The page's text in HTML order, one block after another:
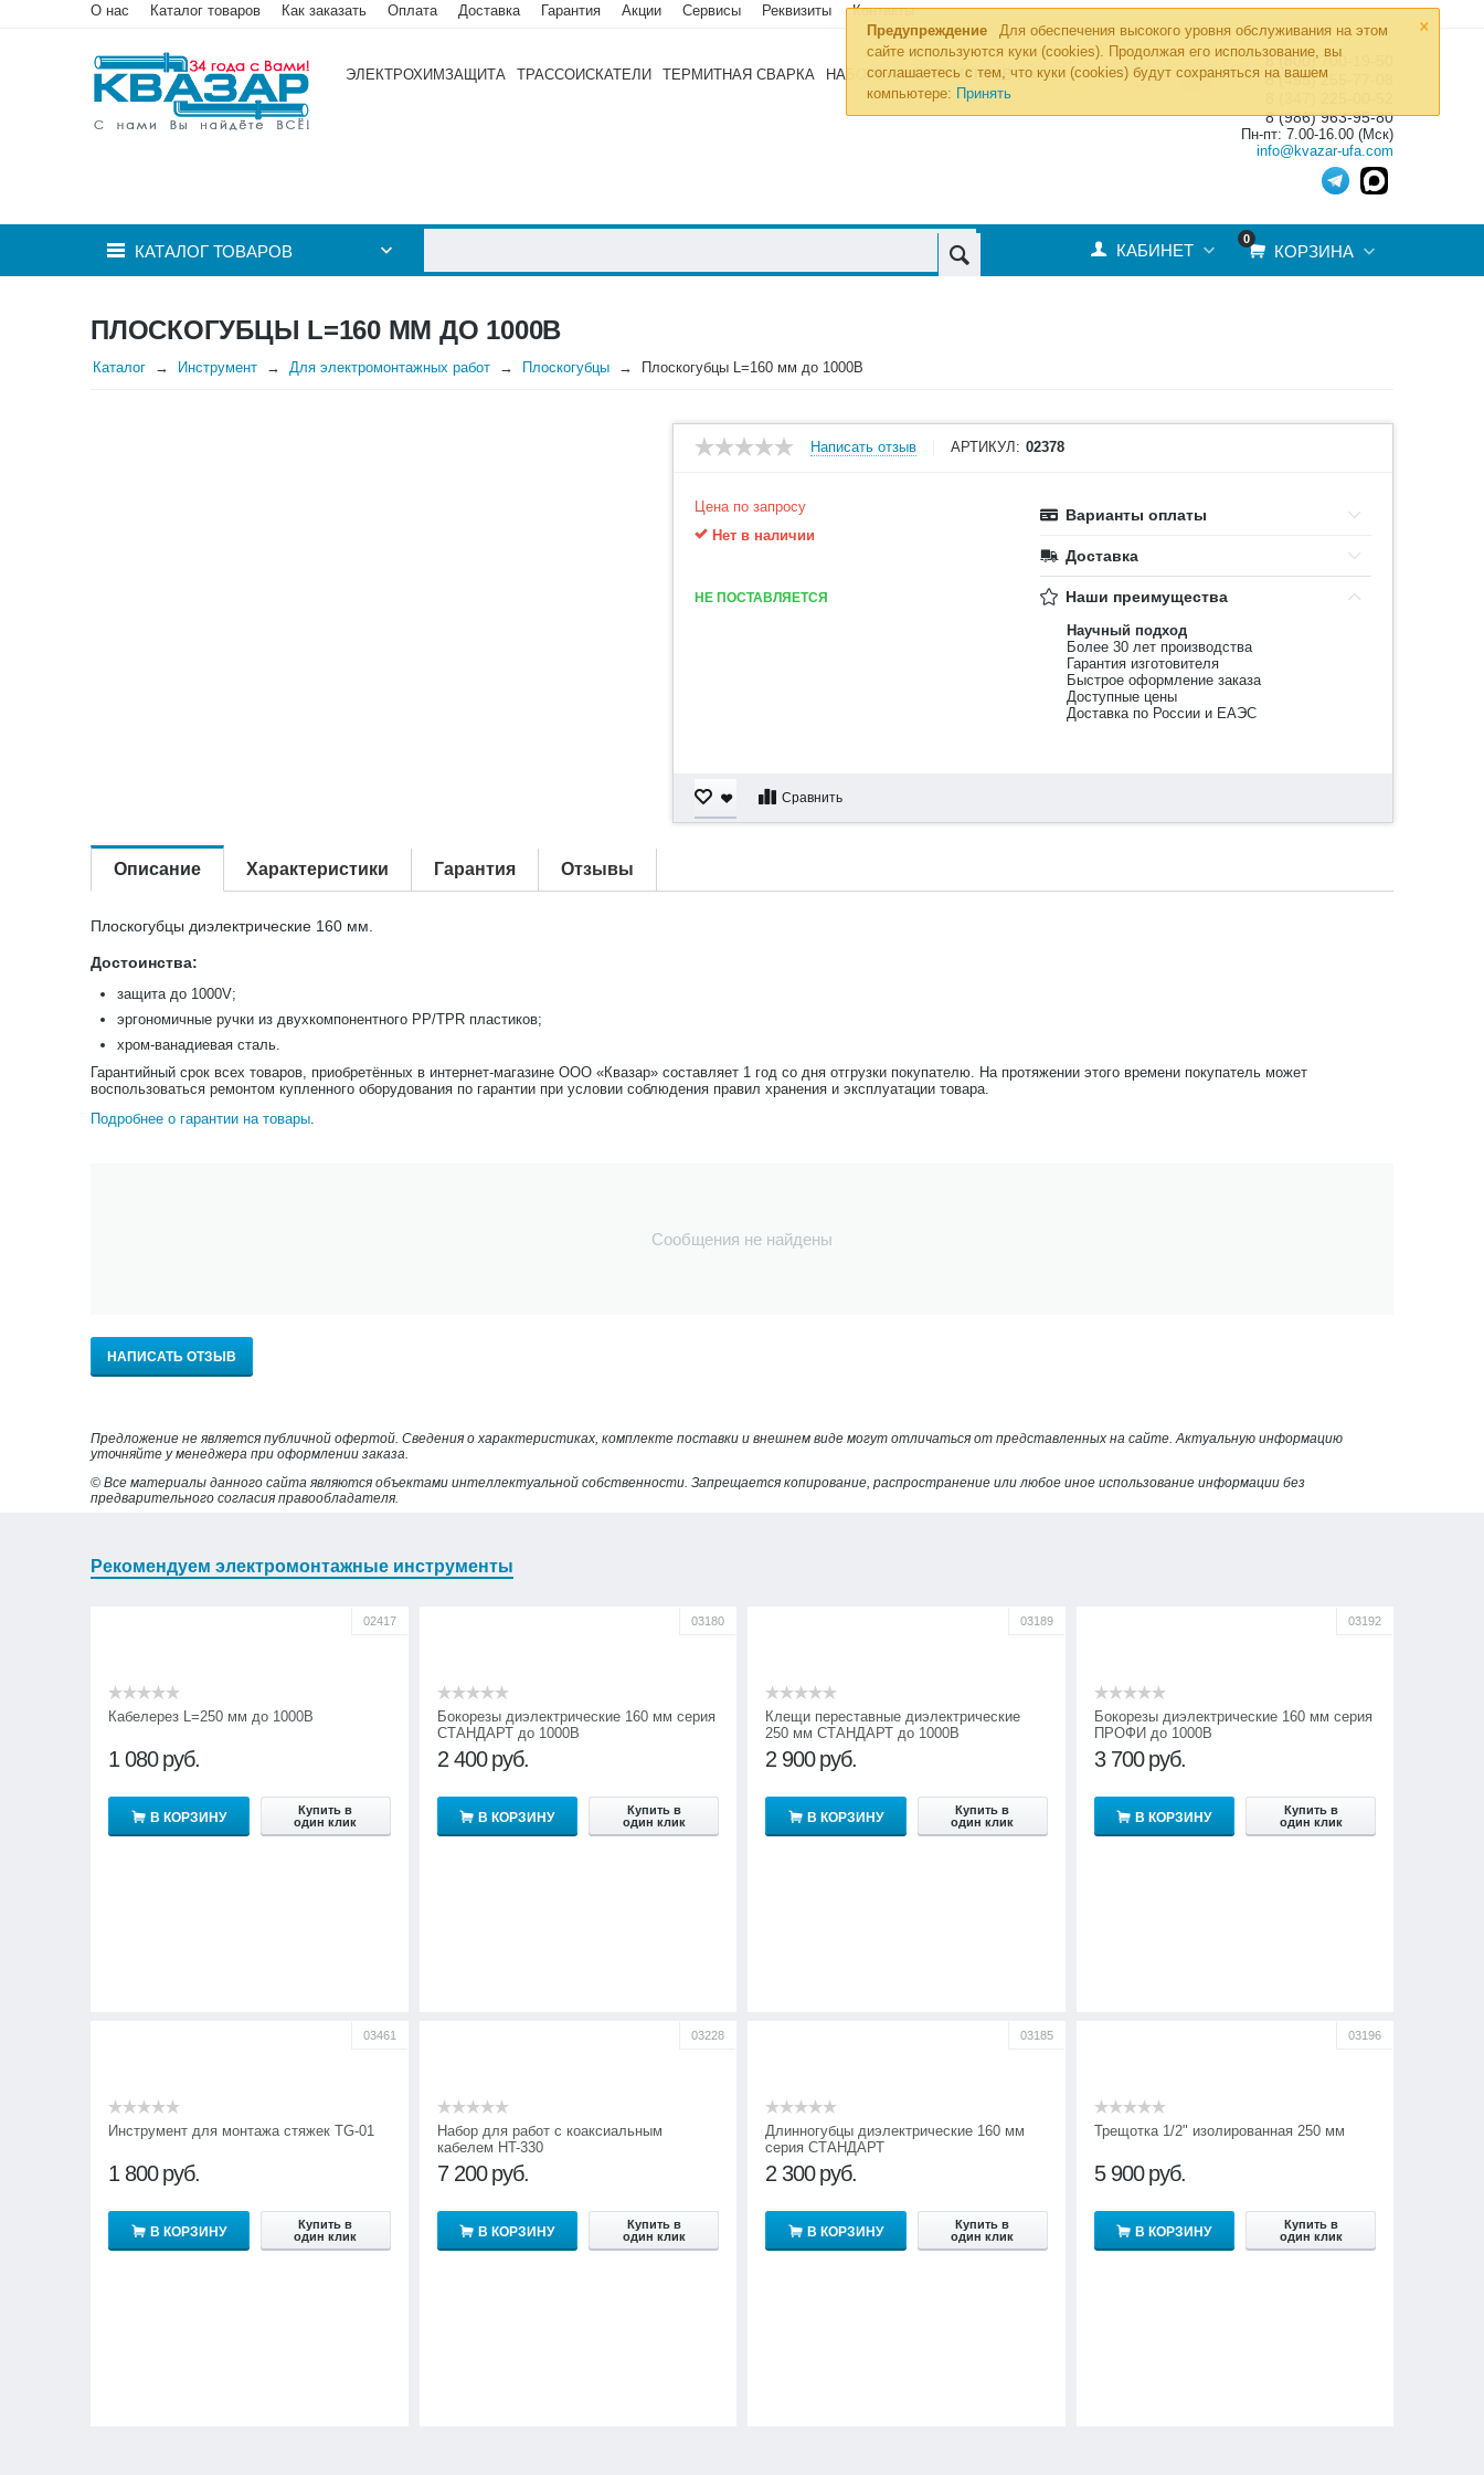
×
Предупреждение
Для обеспечения высокого уровня обслуживания на этом
сайте используются куки (cookies). Продолжая его использование, вы
соглашаетесь с тем, что куки (cookies) будут сохраняться на вашем
компьютере: Принять
О нас Каталог товаров Как заказать Оплата Доставка Гарантия Акции Сервисы Реквизиты Контакты
ЭЛЕКТРОХИМЗАЩИТА ТРАССОИСКАТЕЛИ ТЕРМИТНАЯ СВАРКА НАБОРЫ ИНСТРУМЕНТОВ »
8 (800) 700-19-50
8 (495) 255-77-08
8 (986) 963-95-80
Пн-пт: 7.00-16.00 (Мск)
info@kvazar-ufa.com
КАТАЛОГ ТОВАРОВ
0
КОРЗИНА
КАБИНЕТ
ПЛОСКОГУБЦЫ L=160 ММ ДО 1000В
Каталог Инструмент Для электромонтажных работ Плоскогубцы Плоскогубцы L=160 мм до 1000В
Написать отзыв АРТИКУЛ: 02378
Цена по запросу
Нет в наличии
НЕ ПОСТАВЛЯЕТСЯ
Варианты оплаты
Доставка
Наши преимущества
Научный подход
Более 30 лет производства
Гарантия изготовителя
Быстрое оформление заказа
Доступные цены
Доставка по России и ЕАЭС
Сравнить
Описание Характеристики Гарантия Отзывы
Плоскогубцы диэлектрические 160 мм.
Достоинства:
защита до 1000V;
эргономичные ручки из двухкомпонентного PP/TPR пластиков;
хром-ванадиевая сталь.
Гарантийный срок всех товаров, приобретённых в интернет-магазине ООО «Квазар» составляет 1 год со дня отгрузки покупателю. На протяжении этого времени покупатель может
воспользоваться ремонтом купленного оборудования по гарантии при условии соблюдения правил хранения и эксплуатации товара.
Подробнее о гарантии на товары.
Сообщения не найдены
НАПИСАТЬ ОТЗЫВ
Предложение не является публичной офертой. Сведения о характеристиках, комплекте поставки и внешнем виде могут отличаться от представленных на сайте. Актуальную информацию
уточняйте у менеджера при оформлении заказа.
© Все материалы данного сайта являются объектами интеллектуальной собственности. Запрещается копирование, распространение или любое иное использование информации без
предварительного согласия правообладателя.
Рекомендуем электромонтажные инструменты
02417
Кабелерез L=250 мм до 1000В
1 080 руб.
В КОРЗИНУ
Купить в
один клик
03180
Бокорезы диэлектрические 160 мм серия
СТАНДАРТ до 1000В
2 400 руб.
В КОРЗИНУ
Купить в
один клик
03189
Клещи переставные диэлектрические
250 мм СТАНДАРТ до 1000В
2 900 руб.
В КОРЗИНУ
Купить в
один клик
03192
Бокорезы диэлектрические 160 мм серия
ПРОФИ до 1000В
3 700 руб.
В КОРЗИНУ
Купить в
один клик
03461
Инструмент для монтажа стяжек TG-01
1 800 руб.
В КОРЗИНУ
Купить в
один клик
03228
Набор для работ с коаксиальным
кабелем HT-330
7 200 руб.
В КОРЗИНУ
Купить в
один клик
03185
Длинногубцы диэлектрические 160 мм
серия СТАНДАРТ
2 300 руб.
В КОРЗИНУ
Купить в
один клик
03196
Трещотка 1/2" изолированная 250 мм
5 900 руб.
В КОРЗИНУ
Купить в
один клик